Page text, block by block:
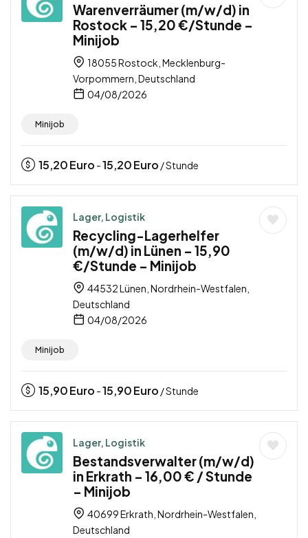
Warenverräumer (m/w/d) in
Rostock – 15,20 €/Stunde –
Minijob
18055 Rostock, Mecklenburg-
Vorpommern, Deutschland
04/08/2026
Minijob
15,20Euro -15,20Euro / Stunde
Lager, Logistik
Recycling-Lagerhelfer
(m/w/d) in Lünen – 15,90
€/Stunde – Minijob
44532 Lünen, Nordrhein-Westfalen,
Deutschland
04/08/2026
Minijob
15,90Euro -15,90Euro / Stunde
Lager, Logistik
Bestandsverwalter (m/w/d)
in Erkrath – 16,00 € / Stunde
– Minijob
40699 Erkrath, Nordrhein-Westfalen,
Deutschland